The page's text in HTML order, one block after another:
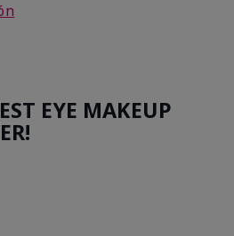
EYE MAKEUP